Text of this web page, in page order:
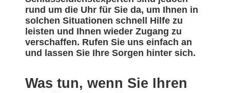
rund um die Uhr für Sie da, um Ihnen in
solchen Situationen schnell Hilfe zu
leisten und Ihnen wieder Zugang zu
verschaffen. Rufen Sie uns einfach an
und lassen Sie Ihre Sorgen hinter sich.
Was tun, wenn Sie Ihren